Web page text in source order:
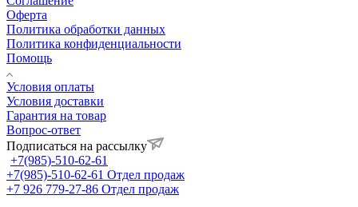
Оферта
Политика обработки данных
Политика конфиденциальности
Помощь
Условия оплаты
Условия доставки
Гарантия на товар
Вопрос-ответ
Подписаться на рассылку
+7(985)-510-62-61
+7(985)-510-62-61 Отдел продаж
‪+7 926 779-27-86‬ Отдел продаж